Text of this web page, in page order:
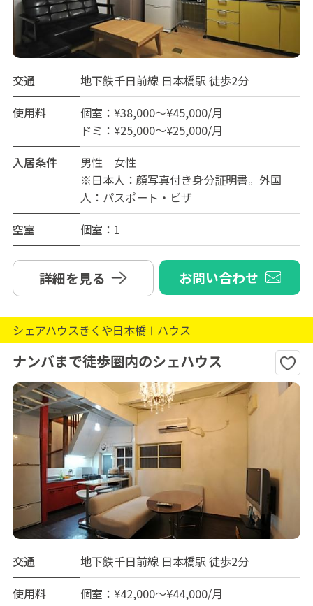
交通
地下鉄千日前線 日本橋駅 徒歩2分
使用料
個室：¥38,000～¥45,000/月
ドミ：¥25,000～¥25,000/月
入居条件
男性 女性
※日本人：顔写真付き身分証明書。外国
人：パスポート・ビザ
空室
個室：1
詳細を見る お問い合わせ
シェアハウスきくや日本橋Ⅰハウス
ナンバまで徒歩圏内のシェハウス
交通
地下鉄千日前線 日本橋駅 徒歩2分
使用料
個室：¥42,000～¥44,000/月